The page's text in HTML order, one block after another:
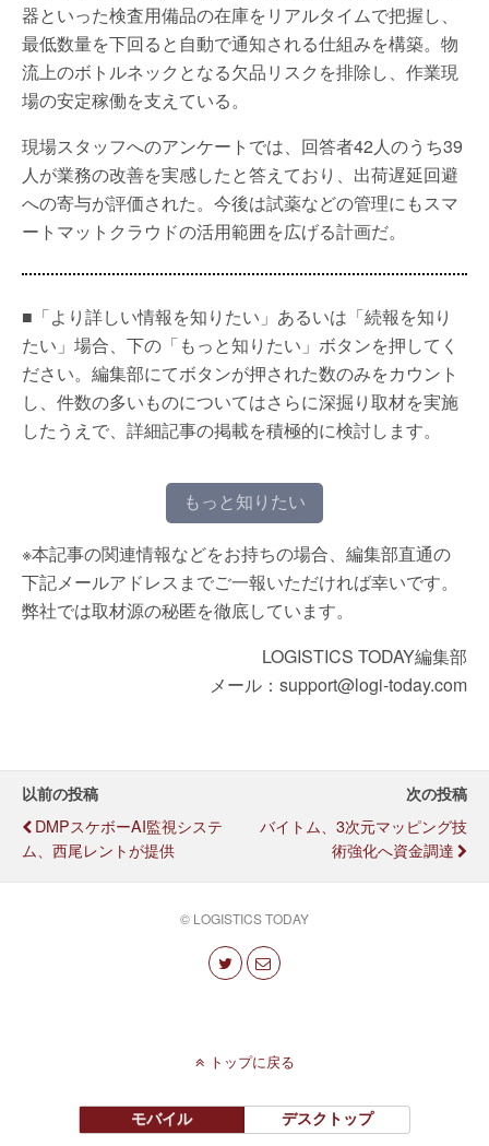
器といった検査用備品の在庫をリアルタイムで把握し、
最低数量を下回ると自動で通知される仕組みを構築。物
流上のボトルネックとなる欠品リスクを排除し、作業現
場の安定稼働を支えている。
現場スタッフへのアンケートでは、回答者42人のうち39
人が業務の改善を実感したと答えており、出荷遅延回避
への寄与が評価された。今後は試薬などの管理にもスマ
ートマットクラウドの活用範囲を広げる計画だ。
■「より詳しい情報を知りたい」あるいは「続報を知り
たい」場合、下の「もっと知りたい」ボタンを押してく
ださい。編集部にてボタンが押された数のみをカウント
し、件数の多いものについてはさらに深掘り取材を実施
したうえで、詳細記事の掲載を積極的に検討します。
もっと知りたい
※本記事の関連情報などをお持ちの場合、編集部直通の
下記メールアドレスまでご一報いただければ幸いです。
弊社では取材源の秘匿を徹底しています。
LOGISTICS TODAY編集部
メール：support@logi-today.com
以前の投稿
DMPスケボーAI監視システ
ム、西尾レントが提供
次の投稿
バイトム、3次元マッピング技
術強化へ資金調達
© LOGISTICS TODAY
トップに戻る
モバイル デスクトップ